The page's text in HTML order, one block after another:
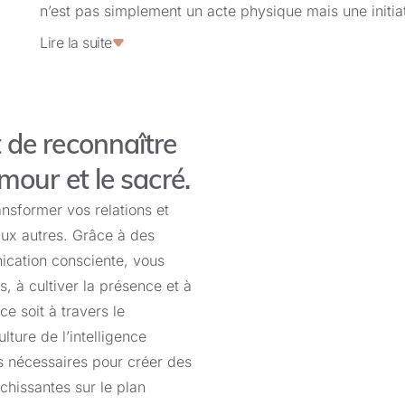
n’est pas simplement un acte physique mais une
sexuel – une voie puissante pour transcender les
À certains moments de la connexion intime, vous
du domaine physique – une union subtile avec votre
pas par simple contact, mais dans une communion
où les frontières entre soi et l’autre se dissolvent,
souvent et plus profondément des connexions aussi
Ces moments de transcendance sont de précieuses
de votre personnalité et vous éveillez à votre
l’Amour. Dans ces unions sacrées, faire l’amour
états de conscience supérieurs et de faire
Lire la suite
de reconnaître
et le sacré.
vos relations et
autres. Grâce à des
consciente, vous
à cultiver la présence et à
soit à travers le
de l’intelligence
nécessaires pour créer des
sur le plan